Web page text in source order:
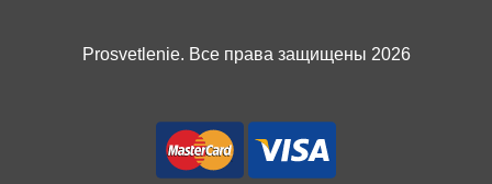
Prosvetlenie. Все права защищены 2026